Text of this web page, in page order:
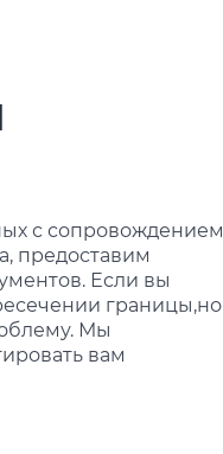
с сопровождением
предоставим
Если вы
границы,но
Мы
вам